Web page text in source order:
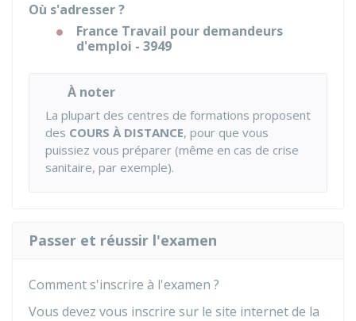
Où s'adresser ?
France Travail pour demandeurs
d'emploi - 3949
À noter
La plupart des centres de formations proposent
des COURS À DISTANCE, pour que vous
puissiez vous préparer (même en cas de crise
sanitaire, par exemple).
Passer et réussir l'examen
Comment s'inscrire à l'examen ?
Vous devez vous inscrire sur le site internet de la